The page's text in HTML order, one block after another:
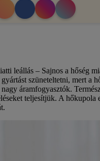
leállás – Sajnos a hőség
szüneteltetni, mert a
áramfogyasztók.
teljesítjük. A hőkupola